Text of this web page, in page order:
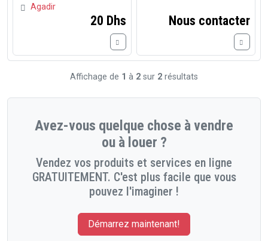
Agadir
20 Dhs Nous contacter
Affichage de 1 à 2 sur 2 résultats
Avez-vous quelque chose à vendre
ou à louer ?
Vendez vos produits et services en ligne
GRATUITEMENT. C'est plus facile que vous
pouvez l'imaginer !
Démarrez maintenant!